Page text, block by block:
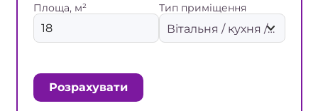
Площа, м² Тип приміщення
Розрахувати